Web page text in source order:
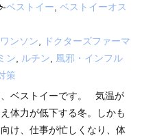
-ベストイー ベストイーオス
ンソン
ドクターズファーマ
ン ルチン
風邪・インフル
策
ベストイーです。 気温が
体力が低下する冬。しかも
け、仕事が忙しくなり、体